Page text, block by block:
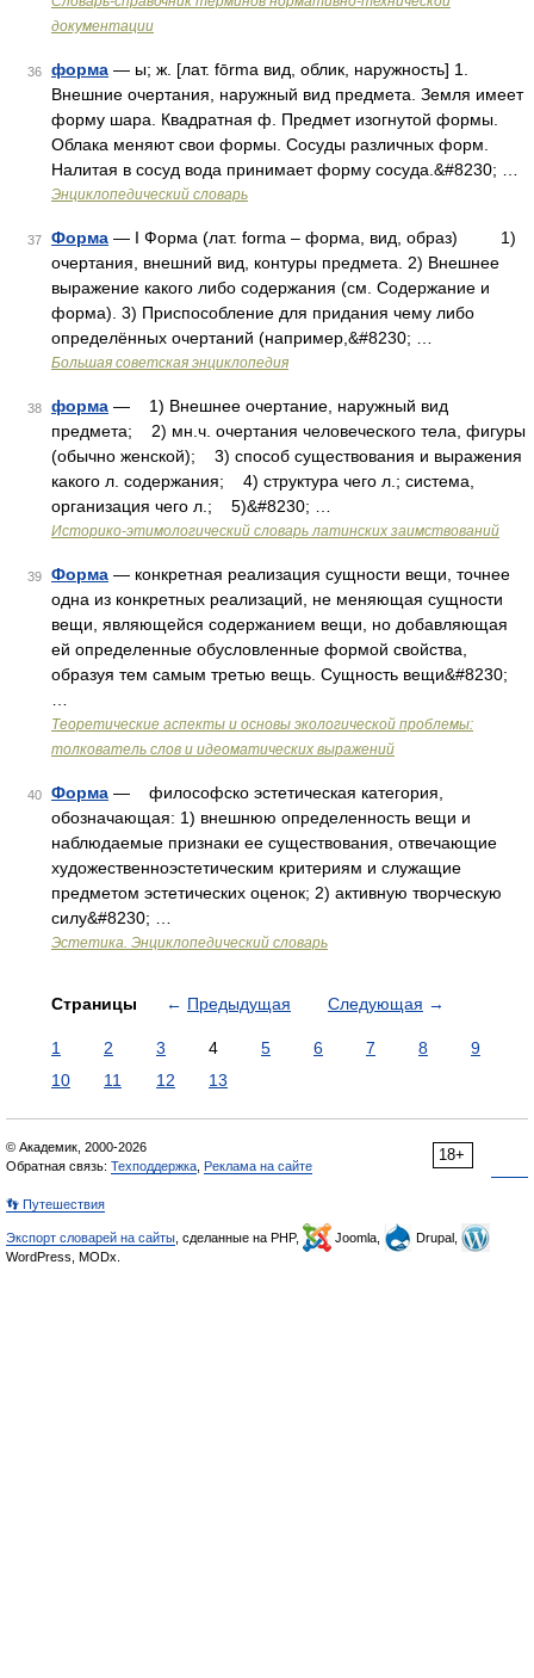
документации
36 форма — ы; ж. [лат. fōrma вид, облик, наружность] 1.
Внешние очертания, наружный вид предмета. Земля имеет
форму шара. Квадратная ф. Предмет изогнутой формы.
Облака меняют свои формы. Сосуды различных форм.
Налитая в сосуд вода принимает форму сосуда.&#8230; …
Энциклопедический словарь
37 Форма — I Форма (лат. forma – форма, вид, образ) 1)
очертания, внешний вид, контуры предмета. 2) Внешнее
выражение какого либо содержания (см. Содержание и
форма). 3) Приспособление для придания чему либо
определённых очертаний (например,&#8230; …
Большая советская энциклопедия
38 форма — 1) Внешнее очертание, наружный вид
предмета; 2) мн.ч. очертания человеческого тела, фигуры
(обычно женской); 3) способ существования и выражения
какого л. содержания; 4) структура чего л.; система,
организация чего л.; 5)&#8230; …
Историко-этимологический словарь латинских заимствований
39 Форма — конкретная реализация сущности вещи, точнее
одна из конкретных реализаций, не меняющая сущности
вещи, являющейся содержанием вещи, но добавляющая
ей определенные обусловленные формой свойства,
образуя тем самым третью вещь. Сущность вещи&#8230;
Теоретические аспекты и основы экологической проблемы:
толкователь слов и идеоматических выражений
40 Форма — философско эстетическая категория,
обозначающая: 1) внешнюю определенность вещи и
наблюдаемые признаки ее существования, отвечающие
художественноэстетическим критериям и служащие
предметом эстетических оценок; 2) активную творческую
силу&#8230; …
Эстетика. Энциклопедический словарь
Страницы ← Предыдущая Следующая →
1 2 3 4 5 6 7 8
9
10
11 12 13
18+
© Академик, 2000-2026
Обратная связь: Техподдержка Реклама на сайте
👣 Путешествия
Экспорт словарей на сайты , сделанные на PHP, Joomla,
Drupal,
WordPress, MODx.